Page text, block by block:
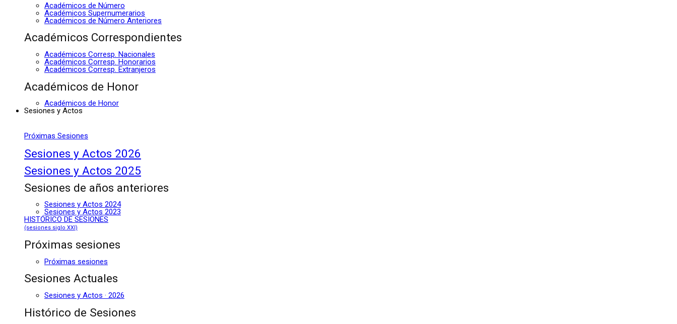
Académicos de Número
Académicos Supernumerarios
Académicos de Número Anteriores
Académicos Correspondientes
Académicos Corresp. Nacionales
Académicos Corresp. Honorarios
Académicos Corresp. Extranjeros
Académicos de Honor
Académicos de Honor
Sesiones y Actos
Próximas Sesiones
Sesiones y Actos 2026
Sesiones y Actos 2025
Sesiones de años anteriores
Sesiones y Actos 2024
Sesiones y Actos 2023
HISTÓRICO DE SESIONES
(sesiones siglo XXI)
Próximas sesiones
Próximas sesiones
Sesiones Actuales
Sesiones y Actos · 2026
Histórico de Sesiones